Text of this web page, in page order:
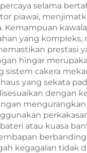
selama
piawai,
Kemampuan
yang
prestasi
hingar
cakera
yang sekata
dengan
atau kuasa
kegagalan tidak